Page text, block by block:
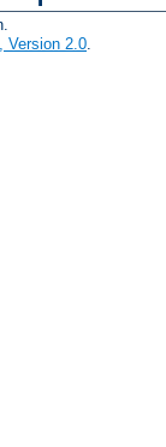
Version 2.0.